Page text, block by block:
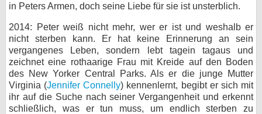
in Peters Armen, doch seine Liebe für sie ist unsterblich.
2014: Peter weiß nicht mehr, wer er ist und weshalb er
nicht sterben kann. Er hat keine Erinnerung an sein
vergangenes Leben, sondern lebt tagein tagaus und
zeichnet eine rothaarige Frau mit Kreide auf den Boden
des New Yorker Central Parks. Als er die junge Mutter
Virginia (Jennifer Connelly) kennenlernt, begibt er sich mit
ihr auf die Suche nach seiner Vergangenheit und erkennt
schließlich, was er tun muss, um endlich sterben zu
Cookie-Einstellungen
Impressum
Desktop-Ansicht
myFanbase